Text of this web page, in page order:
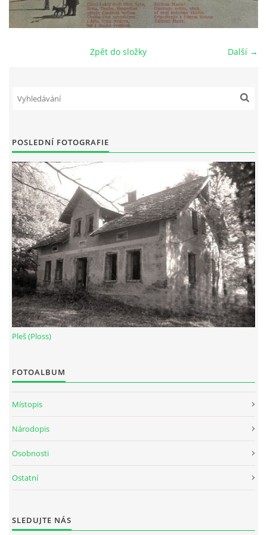
DŮL NA SLÍDU (NA KOLE)
--------------------------------------------------------------
Tento projekt je realizován za finanční podpory
© 2026 eStránky.cz |Aktualizováno: 17. 7. 2026|Nahoru ↑
Další →
Zpět do složky
POSLEDNÍ FOTOGRAFIE
Pleš (Ploss)
FOTOALBUM
Místopis
Národopis
Osobnosti
Ostatní
SLEDUJTE NÁS